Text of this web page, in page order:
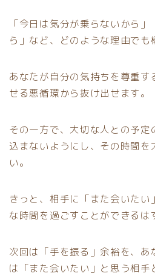
「今日は気分が乗らないから
ら」など、どのような理由でも
あなたが自分の気持ちを尊重す
せる悪循環から抜け出せます。
その一方で、大切な人との予定
込まないようにし、その時間を
い。
きっと、相手に「また会いた
な時間を過ごすことができるは
次回は「手を振る」余裕を、あ
は「また会いたい」と思う相